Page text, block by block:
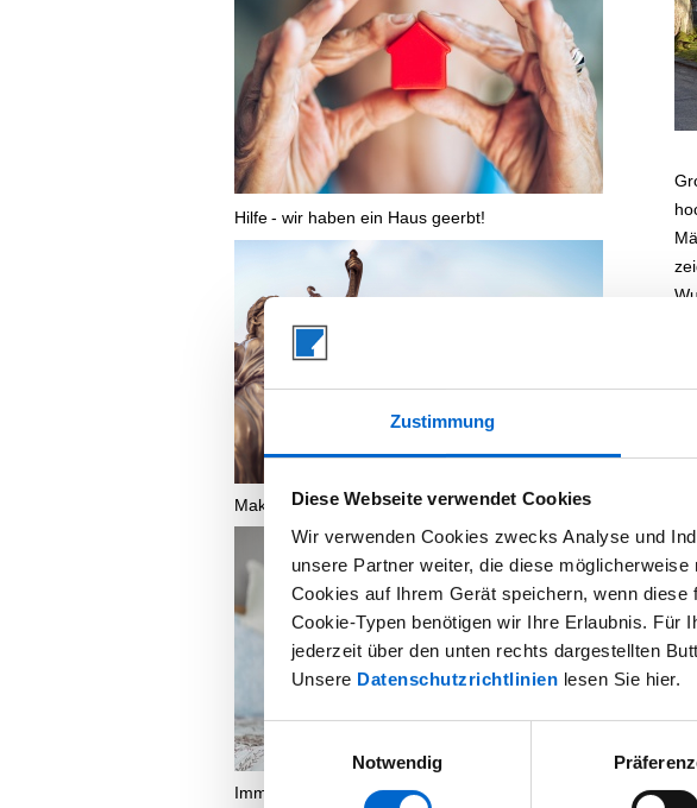
Zustimmung
Diese Webseite verwendet Cookies
Wir verwenden Cookies zwecks Analyse und
unsere Partner weiter, die diese
Cookies auf Ihrem Gerät speichern, wenn
Cookie-Typen benötigen wir Ihre Erlaubnis. Für
jederzeit über den unten rechts dargestellten
Unsere Datenschutzrichtlinien lesen Sie hier.
Einwilligungsauswahl
Notwendig
Hilfe- wir haben ein Haus geerbt!
Maklerprovision - Aktuelle Rechtslage!
Immobilien als Altersvorsorge...